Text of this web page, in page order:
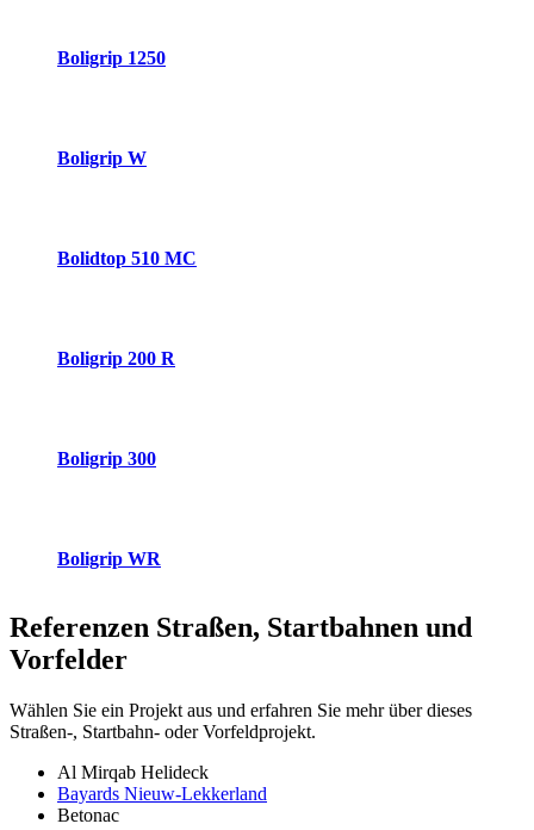
Boligrip 1250
Boligrip W
Bolidtop 510 MC
Boligrip 200 R
Boligrip 300
Boligrip WR
Referenzen Straßen, Startbahnen und
Vorfelder
Wählen Sie ein Projekt aus und erfahren Sie mehr über dieses
Straßen-, Startbahn- oder Vorfeldprojekt.
Al Mirqab Helideck
Bayards Nieuw-Lekkerland
Betonac